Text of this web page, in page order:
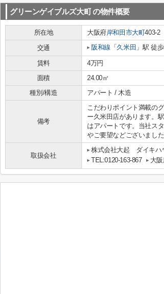
グリーンゲイブルズ大町の物件概要
所在地 大阪府岸和田市大町403-2
交通
阪和線 「 久米田 」駅 徒
賃料 4万円
面積
24.00㎡
種別/構造
アパート / 木造
備考
こだわりポイント満載の
ー久米田店があります。
はアパートです。当社ス
やご要望などございまし
取扱会社
株式会社大起 ダイキハ
TEL:0120-163-867
大